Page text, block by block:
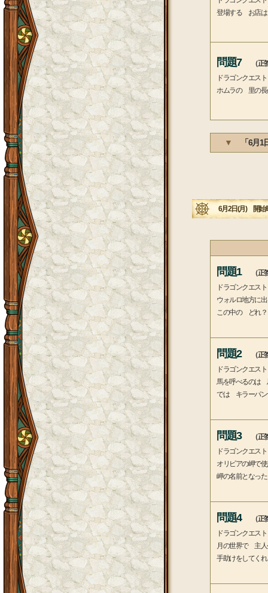
登場する お店
問題7
（
ドラゴンクエス
ホムラの 里の長
▼ 「6月
6月2日(月) 開始
問題1
（
ドラゴンクエス
ウォルロ地方に
この中の どれ？
問題2
（
ドラゴンクエス
馬を呼べるのは
では キラーパン
問題3
（
ドラゴンクエス
オリビアの岬で
岬の名前となっ
問題4
（
ドラゴンクエス
月の世界で 主
手助けをしてく